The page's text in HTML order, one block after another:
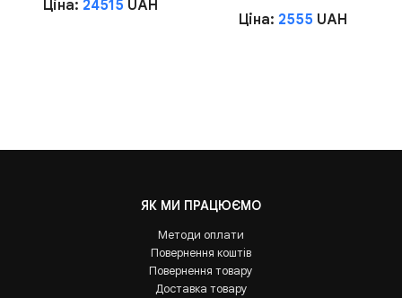
Ціна: 24515 UAH
Ціна: 2555 UAH
ЯК МИ ПРАЦЮЄМО
Методи оплати
Повернення коштів
Повернення товару
Доставка товару